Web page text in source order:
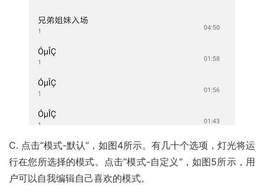
C. 点击“模式-默认”，如图4所示。有几十个选项，灯光将运
行在您所选择的模式。点击“模式-自定义”，如图5所示，用
户可以自我编辑自己喜欢的模式。